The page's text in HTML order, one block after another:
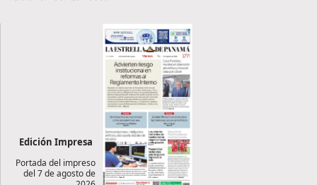
Edición Impresa
Portada del impreso
del 7 de agosto de